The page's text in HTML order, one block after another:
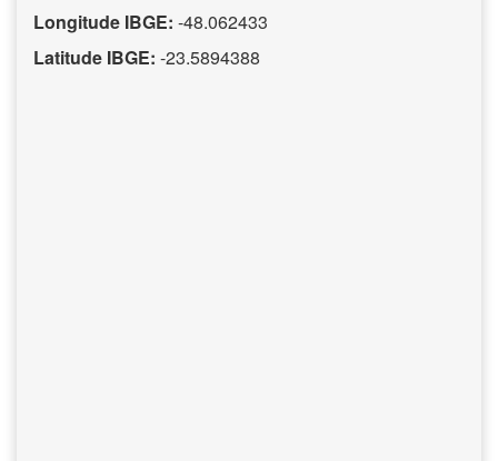
Longitude IBGE: -48.062433
Latitude IBGE: -23.5894388